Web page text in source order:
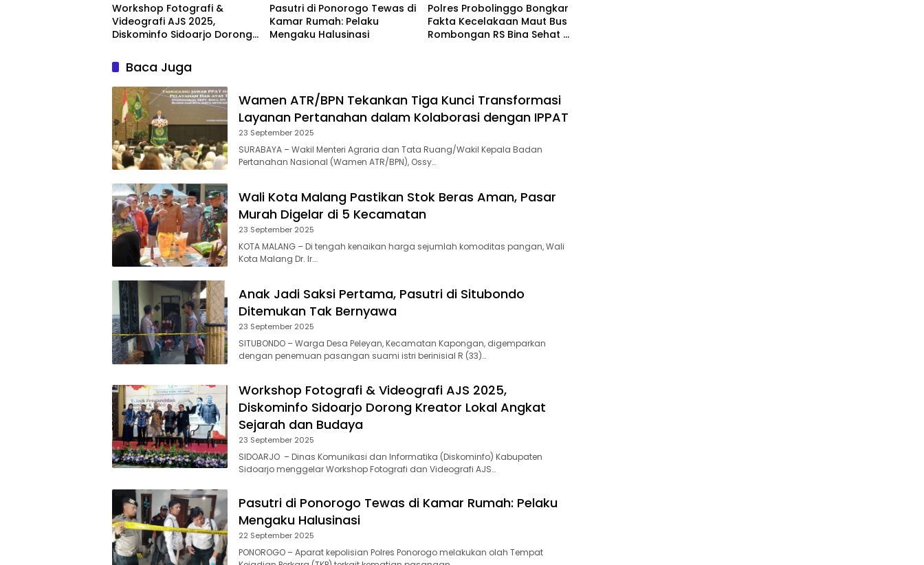
Workshop Fotografi &
Videografi AJS 2025,
Diskominfo Sidoarjo Dorong
Sejarah dan Budaya
Pasutri di Ponorogo Tewas di
Kamar Rumah: Pelaku
Mengaku Halusinasi
Polres Probolinggo Bongkar
Fakta Kecelakaan Maut Bus
Rombongan RS Bina Sehat di
Baca Juga
Wamen ATR/BPN Tekankan Tiga Kunci Transformasi
Layanan Pertanahan dalam Kolaborasi dengan IPPAT
23 September 2025
SURABAYA – Wakil Menteri Agraria dan Tata Ruang/Wakil Kepala Badan
Pertanahan Nasional (Wamen ATR/BPN), Ossy…
Wali Kota Malang Pastikan Stok Beras Aman, Pasar
Murah Digelar di 5 Kecamatan
23 September 2025
KOTA MALANG – Di tengah kenaikan harga sejumlah komoditas pangan, Wali
Kota Malang Dr. Ir….
Anak Jadi Saksi Pertama, Pasutri di Situbondo
Ditemukan Tak Bernyawa
23 September 2025
SITUBONDO – Warga Desa Peleyan, Kecamatan Kapongan, digemparkan
dengan penemuan pasangan suami istri berinisial R (33)…
Workshop Fotografi & Videografi AJS 2025,
Diskominfo Sidoarjo Dorong Kreator Lokal Angkat
Sejarah dan Budaya
23 September 2025
SIDOARJO – Dinas Komunikasi dan Informatika (Diskominfo) Kabupaten
Sidoarjo menggelar Workshop Fotografi dan Videografi AJS…
Pasutri di Ponorogo Tewas di Kamar Rumah: Pelaku
Mengaku Halusinasi
22 September 2025
PONOROGO – Aparat kepolisian Polres Ponorogo melakukan olah Tempat